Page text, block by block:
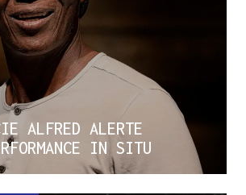
ALFRED ALERTE
IN SITU